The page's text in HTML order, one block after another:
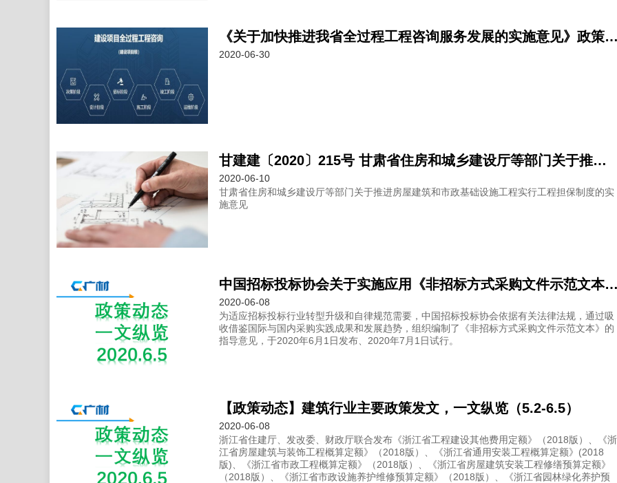
《关于加快推进我省全过程工程咨询服务发展
2020-06-30
甘建建〔2020〕215号 甘肃省住房和城乡建设厅等部门关于推进房屋建筑和市政基础设施工程实行工程担保制度的实施意见
2020-06-10
甘肃省住房和城乡建设厅等部门关于推进房屋建筑和市政基础设施工程实行工程担保制度的实
施意见
中国招标投标协会关于实施应用《非招标方式采购文件
2020-06-08
为适应招标投标行业转型升级和自律规范需要，中国招标投标协会依据有关法律法规，通过吸
收借鉴国际与国内采购实践成果和发展趋势，组织编制了《非招标方式采购文件示范文本》的
指导意见，于2020年6月1日发布、2020年7月1日试行。
【政策动态】建筑行业主要政策发文，一文纵览（5.2-6.5）
2020-06-08
浙江省住建厅、发改委、财政厅联合发布《浙江省工程建设其他费用定额》（2018版）、《浙
江省房屋建筑与装饰工程概算定额》（2018版）、《浙江省通用安装工程概算定额》(2018
版)、《浙江省市政工程概算定额》（2018版）、《浙江省房屋建筑安装工程修缮预算定额》
（2018版）、《浙江省市政设施养护维修预算定额》（2018版）、《浙江省园林绿化养护预